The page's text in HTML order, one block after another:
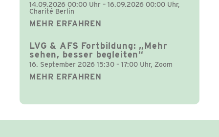
14.09.2026 00:00 Uhr – 16.09.2026 00:00 Uhr,
Charité Berlin
MEHR ERFAHREN
LVG & AFS Fortbildung: „Mehr
sehen, besser begleiten“
16. September 2026 15:30 – 17:00 Uhr, Zoom
MEHR ERFAHREN